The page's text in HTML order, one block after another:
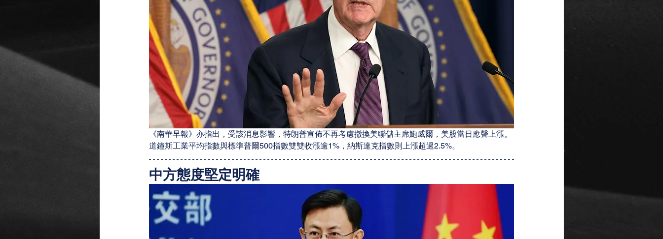
《南華早報》亦指出，受該消息影響，特朗普宣佈不再考慮撤換美聯儲主席鮑威爾，美股當日應聲上漲。
道鐘斯工業平均指數與標準普爾500指數雙雙收漲逾1%，納斯達克指數則上漲超過2.5%。
中方態度堅定明確